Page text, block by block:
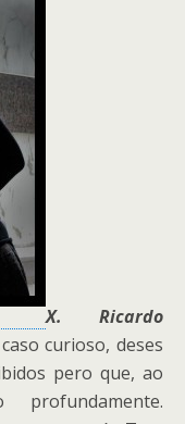
X. Ricardo
curioso, deses
pero que, ao
profundamente.